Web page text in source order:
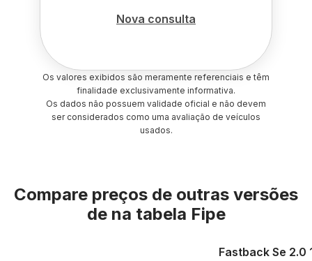
Nova consulta
Os valores exibidos são meramente referenciais e têm
finalidade exclusivamente informativa.
Os dados não possuem validade oficial e não devem
ser considerados como uma avaliação de veículos
usados.
Compare preços de outras versões
de na tabela Fipe
Fastback Se 2.0